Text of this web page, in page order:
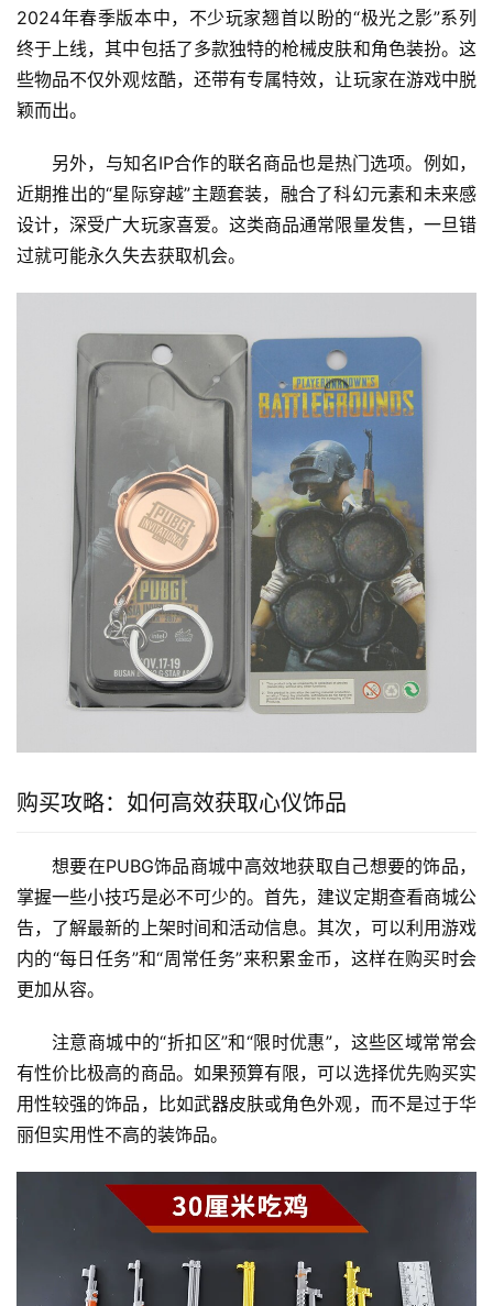
2024年春季版本中，不少玩家翘首以盼的“极光之影”系列
终于上线，其中包括了多款独特的枪械皮肤和角色装扮。这
些物品不仅外观炫酷，还带有专属特效，让玩家在游戏中脱
颖而出。
另外，与知名IP合作的联名商品也是热门选项。例如，
近期推出的“星际穿越”主题套装，融合了科幻元素和未来感
设计，深受广大玩家喜爱。这类商品通常限量发售，一旦错
过就可能永久失去获取机会。
购买攻略：如何高效获取心仪饰品
想要在PUBG饰品商城中高效地获取自己想要的饰品，
掌握一些小技巧是必不可少的。首先，建议定期查看商城公
告，了解最新的上架时间和活动信息。其次，可以利用游戏
内的“每日任务”和“周常任务”来积累金币，这样在购买时会
更加从容。
注意商城中的“折扣区”和“限时优惠”，这些区域常常会
有性价比极高的商品。如果预算有限，可以选择优先购买实
用性较强的饰品，比如武器皮肤或角色外观，而不是过于华
丽但实用性不高的装饰品。